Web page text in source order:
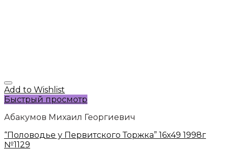
Add to Wishlist
Быстрый просмотр
Абакумов Михаил Георгиевич
“Половодье у Первитского Торжка” 16х49 1998г
№1129